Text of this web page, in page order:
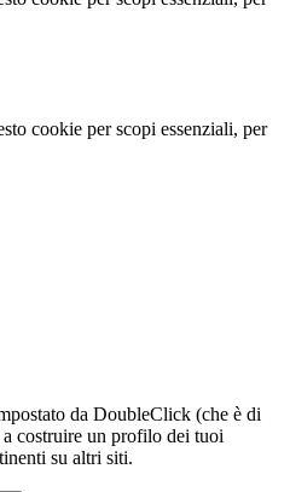
cookie per scopi essenziali, per
da DoubleClick (che è di
costruire un profilo dei tuoi
su altri siti.